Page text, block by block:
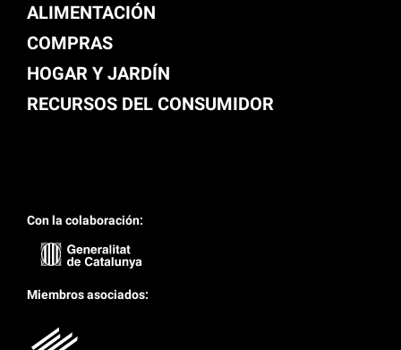
ALIMENTACIÓN
COMPRAS
HOGAR Y JARDÍN
RECURSOS DEL CONSUMIDOR
Con la colaboración:
Miembros asociados: